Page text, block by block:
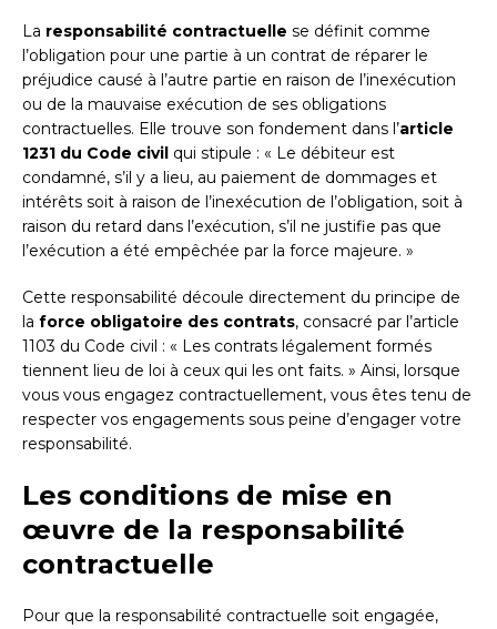
La responsabilité contractuelle se définit comme
l’obligation pour une partie à un contrat de réparer le
préjudice causé à l’autre partie en raison de l’inexécution
ou de la mauvaise exécution de ses obligations
contractuelles. Elle trouve son fondement dans l’article
1231 du Code civil qui stipule : « Le débiteur est
condamné, s’il y a lieu, au paiement de dommages et
intérêts soit à raison de l’inexécution de l’obligation, soit à
raison du retard dans l’exécution, s’il ne justifie pas que
l’exécution a été empêchée par la force majeure. »
Cette responsabilité découle directement du principe de
la force obligatoire des contrats, consacré par l’article
1103 du Code civil : « Les contrats légalement formés
tiennent lieu de loi à ceux qui les ont faits. » Ainsi, lorsque
vous vous engagez contractuellement, vous êtes tenu de
respecter vos engagements sous peine d’engager votre
responsabilité.
Les conditions de mise en
œuvre de la responsabilité
contractuelle
Pour que la responsabilité contractuelle soit engagée,